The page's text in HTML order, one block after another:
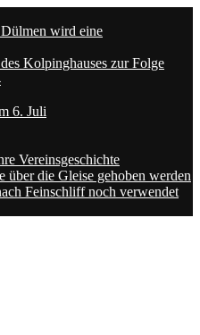
wird eine
Kolpinghauses zur Folge
6. Juli
Vereinsgeschichte
über die Gleise gehoben werden
Feinschliff noch verwendet